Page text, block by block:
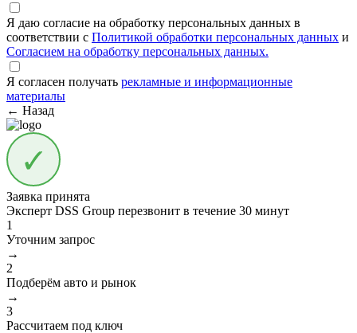
Я даю согласие на обработку персональных данных в
соответствии с Политикой обработки персональных данных и
Согласием на обработку персональных данных.
Я согласен получать рекламные и информационные
материалы
← Назад
Заявка принята
Эксперт DSS Group перезвонит в течение 30 минут
1
Уточним запрос
→
2
Подберём авто и рынок
→
3
Рассчитаем под ключ